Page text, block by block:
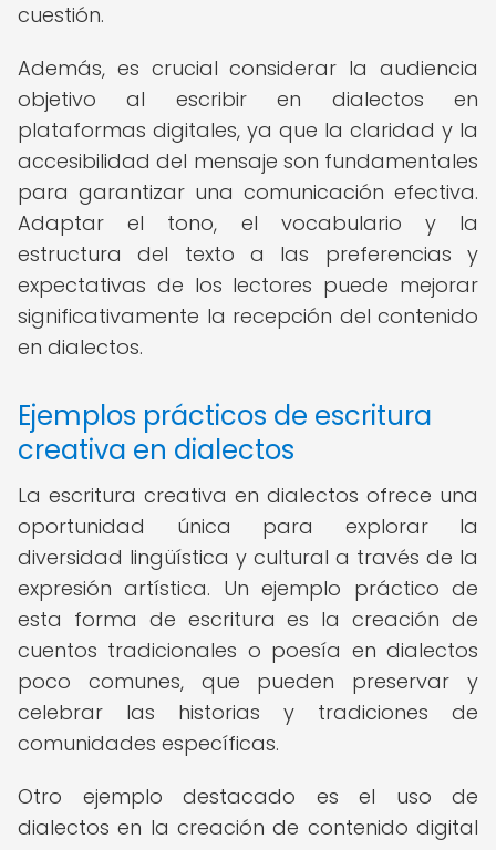
cuestión.
Además, es crucial considerar la audiencia
objetivo al escribir en dialectos en
plataformas digitales, ya que la claridad y la
accesibilidad del mensaje son fundamentales
para garantizar una comunicación efectiva.
Adaptar el tono, el vocabulario y la
estructura del texto a las preferencias y
expectativas de los lectores puede mejorar
significativamente la recepción del contenido
en dialectos.
Ejemplos prácticos de escritura
creativa en dialectos
La escritura creativa en dialectos ofrece una
oportunidad única para explorar la
diversidad lingüística y cultural a través de la
expresión artística. Un ejemplo práctico de
esta forma de escritura es la creación de
cuentos tradicionales o poesía en dialectos
poco comunes, que pueden preservar y
celebrar las historias y tradiciones de
comunidades específicas.
Otro ejemplo destacado es el uso de
dialectos en la creación de contenido digital